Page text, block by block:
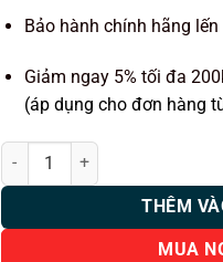
Bảo hành chính hãng
Giảm ngay 5% tối đa
(áp dụng cho đơn hàng
Thảm lót rối ô tô MG5 2022-
THÊM
MUA